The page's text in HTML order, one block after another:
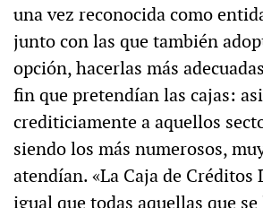
una vez reconocida como
junto con las que también
opción, hacerlas más
fin que pretendían las cajas:
crediticiamente a aquellos
siendo los más numerosos,
atendían. «La Caja de Créditos
igual que todas aquellas que